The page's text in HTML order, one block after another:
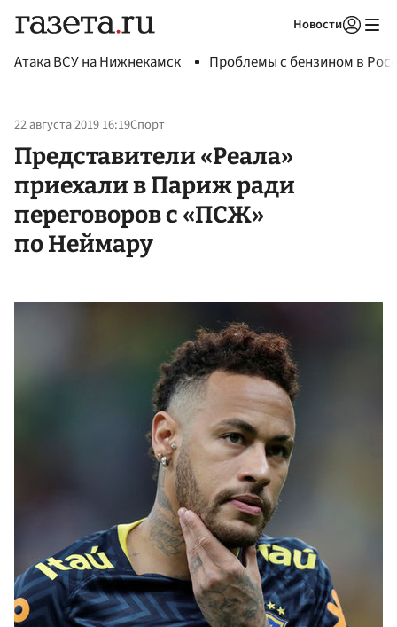
Новости
Атака ВСУ на Нижнекамск Проблемы с бензином в
22 августа 2019 16:19Спорт
Представители «Реала»
приехали в Париж ради
переговоров с «ПСЖ»
по Неймару